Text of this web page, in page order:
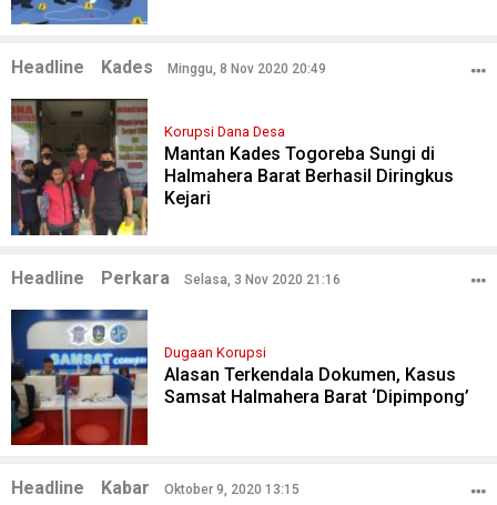
Headline Kades Minggu, 8 Nov 2020 20:49
Korupsi Dana Desa
Mantan Kades Togoreba Sungi di
Halmahera Barat Berhasil Diringkus
Kejari
Headline Perkara Selasa, 3 Nov 2020 21:16
Dugaan Korupsi
Alasan Terkendala Dokumen, Kasus
Samsat Halmahera Barat ‘Dipimpong’
Headline Kabar Oktober 9, 2020 13:15